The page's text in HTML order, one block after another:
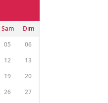
Sam
Dim
05
06
12
13
19
20
26
27